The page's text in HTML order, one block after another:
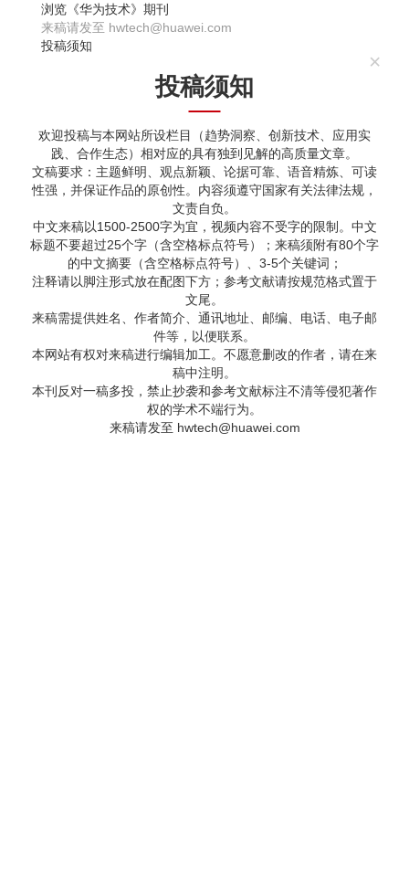
浏览《华为技术》期刊
来稿请发至 hwtech@huawei.com
投稿须知
投稿须知
欢迎投稿与本网站所设栏目（趋势洞察、创新技术、应用实
践、合作生态）相对应的具有独到见解的高质量文章。
文稿要求：主题鲜明、观点新颖、论据可靠、语音精炼、可读
性强，并保证作品的原创性。内容须遵守国家有关法律法规，
文责自负。
中文来稿以1500-2500字为宜，视频内容不受字的限制。中文
标题不要超过25个字（含空格标点符号）；来稿须附有80个字
的中文摘要（含空格标点符号）、3-5个关键词；
注释请以脚注形式放在配图下方；参考文献请按规范格式置于
文尾。
来稿需提供姓名、作者简介、通讯地址、邮编、电话、电子邮
件等，以便联系。
本网站有权对来稿进行编辑加工。不愿意删改的作者，请在来
稿中注明。
本刊反对一稿多投，禁止抄袭和参考文献标注不清等侵犯著作
权的学术不端行为。
来稿请发至 hwtech@huawei.com